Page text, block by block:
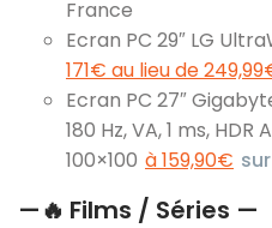
France
Ecran PC 29″ LG
171€ au lieu de
Ecran PC 27″
180 Hz, VA, 1 ms,
100×100 à 159,90€
—🔥 Films / Séries —